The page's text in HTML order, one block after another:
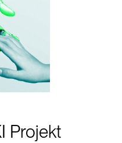
Projekt